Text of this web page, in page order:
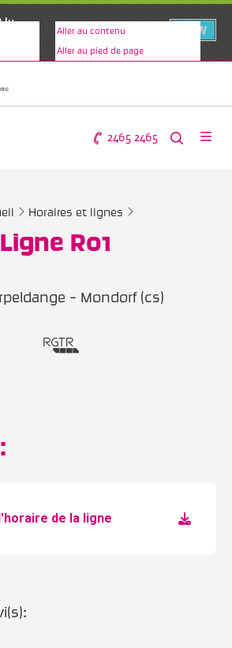
VIEW
Aller au contenu
Aller au pied de page
2465 2465
Horaires et lignes
Ligne R01
- Mondorf (cs)
de la ligne